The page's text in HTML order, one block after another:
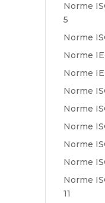
Norme
5
Norme
Norme
Norme
Norme
Norme
Norme
Norme
Norme
Norme
11